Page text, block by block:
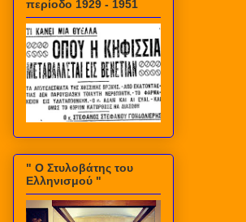
περίοδο 1929 - 1951
" Ο Στυλοβάτης του
Ελληνισμού "